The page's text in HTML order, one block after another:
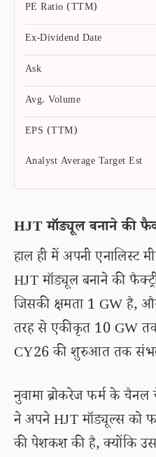
PE Ratio (TTM)
Ex-Dividend Date
Ask
Avg. Volume
EPS (TTM)
Analyst Average Target Est
HJT मॉड्यूल बनाने की
हाल ही में अपनी एनालिस्ट
HJT मॉड्यूल बनाने की
जिसकी क्षमता 1 GW है,
तरह से एकीकृत 10 GW
CY26 की शुरुआत तक
नुवामा ब्रोकरेज फर्म के
ने अपने HJT मॉड्यूल्स को
की पेशकश की है, क्योंकि